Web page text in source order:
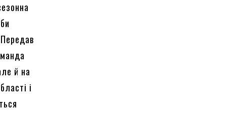
й на
і